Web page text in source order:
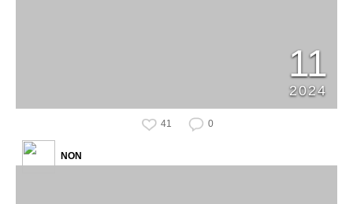
11
2024
41 0
NON